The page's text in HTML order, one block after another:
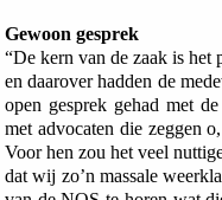
Gewoon gesprek
“De kern van de zaak is het
en daarover hadden de
open gesprek gehad met
met advocaten die zeggen
Voor hen zou het veel
dat wij zo’n massale